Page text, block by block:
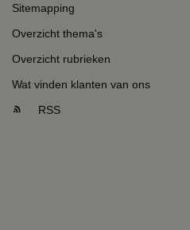
Sitemapping
Overzicht thema's
Overzicht rubrieken
Wat vinden klanten van ons
RSS